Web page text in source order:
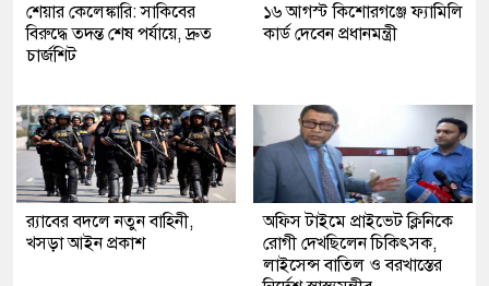
শেয়ার কেলেঙ্কারি: সাকিবের
বিরুদ্ধে তদন্ত শেষ পর্যায়ে, দ্রুত
চার্জশিট
১৬ আগস্ট কিশোরগঞ্জে ফ্যামিলি
কার্ড দেবেন প্রধানমন্ত্রী
র‍্যাবের বদলে নতুন বাহিনী,
খসড়া আইন প্রকাশ
অফিস টাইমে প্রাইভেট ক্লিনিকে
রোগী দেখছিলেন চিকিৎসক,
লাইসেন্স বাতিল ও বরখাস্তের